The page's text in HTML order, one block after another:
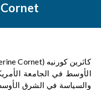
الأوسط في الجامعة
والسياسة في الشرق